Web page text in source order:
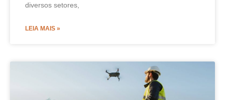
diversos setores,
LEIA MAIS »